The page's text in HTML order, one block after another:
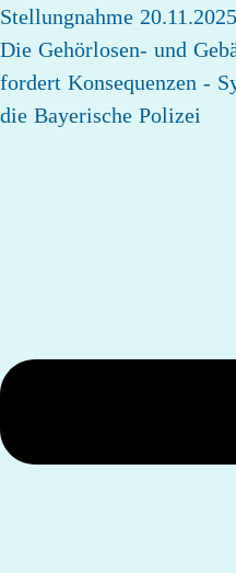
Stellungnahme
Die Gehörlosen- und
fordert Konsequenzen -
die Bayerische Polizei